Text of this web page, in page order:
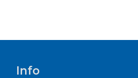
Info